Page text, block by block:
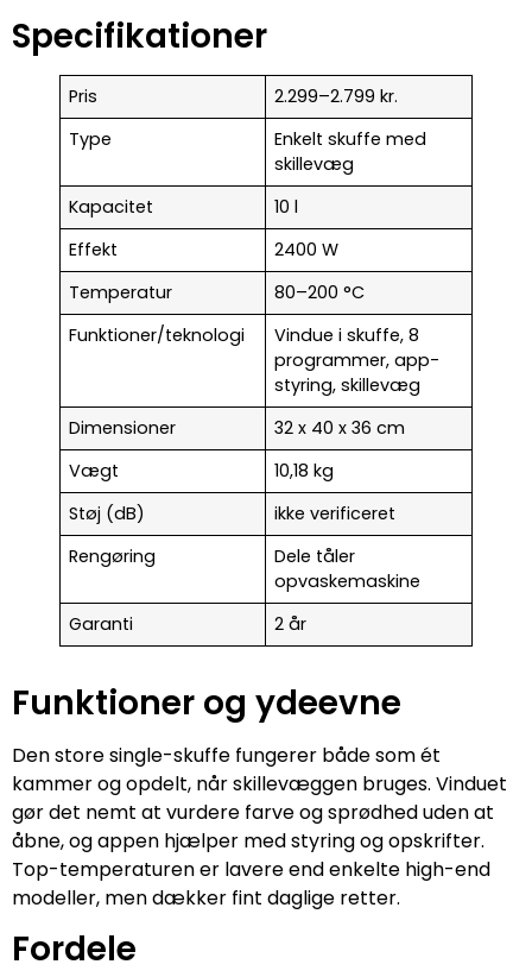
Specifikationer
Pris
2.299–2.799 kr.
Type
Enkelt skuffe med
skillevæg
Kapacitet
10 l
Effekt
2400 W
Temperatur
80–200 °C
Funktioner/teknologi
Vindue i skuffe, 8
programmer, app-
styring, skillevæg
Dimensioner
32 x 40 x 36 cm
Vægt
10,18 kg
Støj (dB)
ikke verificeret
Rengøring
Dele tåler
opvaskemaskine
Garanti
2 år
Funktioner og ydeevne
Den store single-skuffe fungerer både som ét
kammer og opdelt, når skillevæggen bruges. Vinduet
gør det nemt at vurdere farve og sprødhed uden at
åbne, og appen hjælper med styring og opskrifter.
Top-temperaturen er lavere end enkelte high-end
modeller, men dækker fint daglige retter.
Fordele